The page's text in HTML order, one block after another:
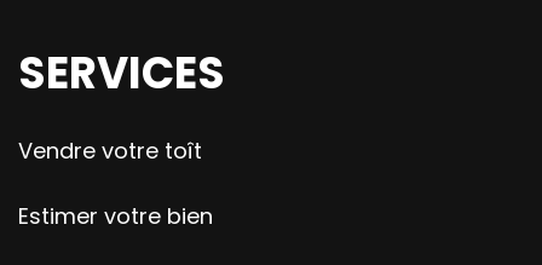
SERVICES
Vendre votre toît
Estimer votre bien